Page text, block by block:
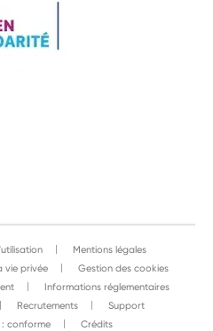
Mentions légales
vie privée
Gestion des cookies
Informations réglementaires
Recrutements
Support
: conforme
Crédits